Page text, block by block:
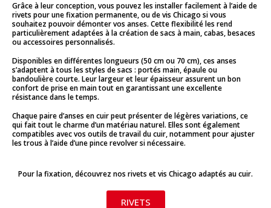
Grâce à leur conception, vous pouvez les installer facilement à l’aide de
rivets pour une fixation permanente, ou de vis Chicago si vous
souhaitez pouvoir démonter vos anses. Cette flexibilité les rend
particulièrement adaptées à la création de sacs à main, cabas, besaces
ou accessoires personnalisés.
Disponibles en différentes longueurs (50 cm ou 70 cm), ces anses
s’adaptent à tous les styles de sacs : portés main, épaule ou
bandoulière courte. Leur largeur et leur épaisseur assurent un bon
confort de prise en main tout en garantissant une excellente
résistance dans le temps.
Chaque paire d’anses en cuir peut présenter de légères variations, ce
qui fait tout le charme d’un matériau naturel. Elles sont également
compatibles avec vos outils de travail du cuir, notamment pour ajuster
les trous à l’aide d’une pince revolver si nécessaire.
Pour la fixation, découvrez nos rivets et vis Chicago adaptés au cuir.
RIVETS